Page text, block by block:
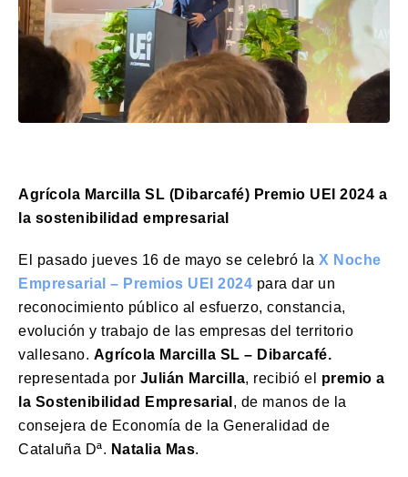
Agrícola Marcilla SL (Dibarcafé) Premio UEI 2024 a
la sostenibilidad empresarial
El pasado jueves 16 de mayo se celebró la X Noche
Empresarial – Premios UEI 2024 para dar un
reconocimiento público al esfuerzo, constancia,
evolución y trabajo de las empresas del territorio
vallesano. Agrícola Marcilla SL – Dibarcafé.
representada por Julián Marcilla, recibió el premio a
la Sostenibilidad Empresarial , de manos de la
consejera de Economía de la Generalidad de
Cataluña Dª. Natalia Mas.